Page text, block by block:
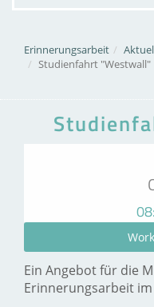
Erinnerungsarbeit
Studienfahrt "Westwall"
Ein Angebot für die
Erinnerungsarbeit